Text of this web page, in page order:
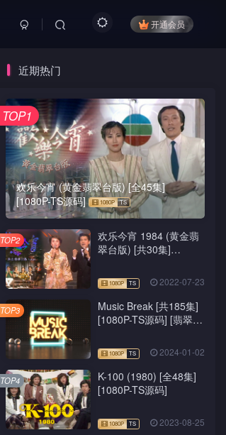
开通会员
近期热门
欢乐今宵 (黄金翡翠台版) [全45集]
[1080P-TS源码]
TOP1
欢乐今宵 1984 (黄金翡
翠台版) [共30集]
2022-07-23
TOP2
Music Break [共185集]
[1080P-TS源码] [翡翠
2024-01-02
TOP3
K-100 (1980) [全48集]
[1080P-TS源码]
2023-08-25
TOP4